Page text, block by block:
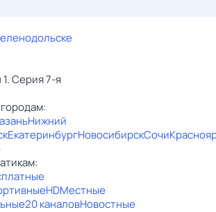
Серия 7-я
Нижний
ЕкатеринбургНовосибирскСочи
HDМестные
20 каналовНовостные